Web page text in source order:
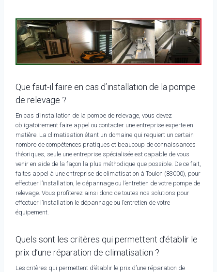
Que faut-il faire en cas d’installation de la pompe
de relevage ?
En cas d’installation de la pompe de relevage, vous devez
obligatoirement faire appel ou contacter une entreprise experte en
matière. La climatisation étant un domaine qui requiert un certain
nombre de compétences pratiques et beaucoup de connaissances
théoriques, seule une entreprise spécialisée est capable de vous
venir en aide de la façon la plus méthodique que possible. De ce fait,
faites appel à une entreprise de climatisation à Toulon (83000), pour
effectuer l’installation, le dépannage ou l’entretien de votre pompe de
relevage. Vous profiterez ainsi donc de toutes nos solutions pour
effectuer l’installation le dépannage ou l’entretien de votre
équipement.
Quels sont les critères qui permettent d’établir le
prix d’une réparation de climatisation ?
Les critères qui permettent d’établir le prix d’une réparation de